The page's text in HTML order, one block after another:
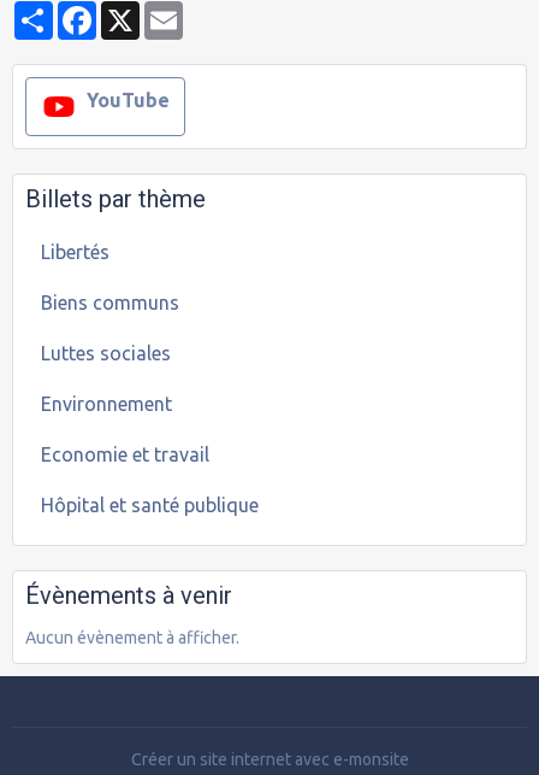
PartagerFacebook
X
YouTube
Billets par thème
Libertés
Biens communs
Luttes sociales
Environnement
Economie et travail
Hôpital et santé publique
Évènements à venir
Aucun évènement à afficher.
Créer un site internet avec e-monsite